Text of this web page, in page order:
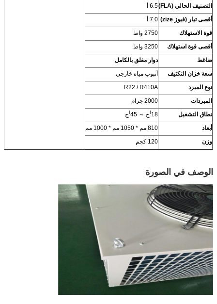
التصنيف الحالي (FLA)
6.5 أ
أقصى تيار (فيوز zize)
7.0 أ
قوة الاستهلاك
2750 واط
أقصى قوة استهلاك
3250 واط
ضاغط
دوار مغلق بالكامل
سعة خزان التكثيف
أنبوب مياه خارجي
نوع المبرد
R22 / R410A
المبردات
2000 جرام
نطاق التشغيل
18 ا ج ～ 45 ا ج
أبعاد
810 مم * 1050 مم * 1000 مم
وزن
120 كجم
الوصف في الصورة